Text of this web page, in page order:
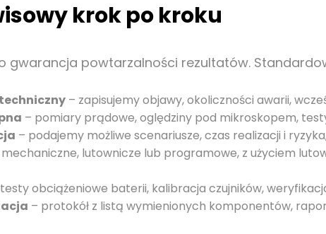
krok po kroku
gwarancja powtarzalności rezultatów.
– zapisujemy objawy, okoliczności awarii,
– pomiary prądowe, oględziny pod mikroskopem,
– podajemy możliwe scenariusze, czas realizacji i
lutownicze lub programowe, z użyciem
obciążeniowe baterii, kalibracja czujników,
– protokół z listą wymienionych komponentów,